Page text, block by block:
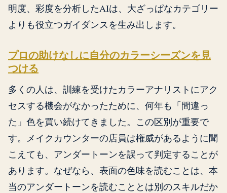
明度、彩度を分析したAIは、大ざっぱなカテゴリー
よりも役立つガイダンスを生み出します。
プロの助けなしに自分のカラーシーズンを見
つける
多くの人は、訓練を受けたカラーアナリストにアク
セスする機会がなかったために、何年も「間違っ
た」色を買い続けてきました。この区別が重要で
す。メイクカウンターの店員は権威があるように聞
こえても、アンダートーンを誤って判定することが
あります。なぜなら、表面の色味を読むことは、本
当のアンダートーンを読むこととは別のスキルだか